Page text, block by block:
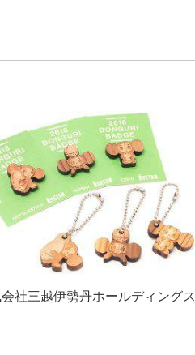
社三越伊勢丹ホールディングス